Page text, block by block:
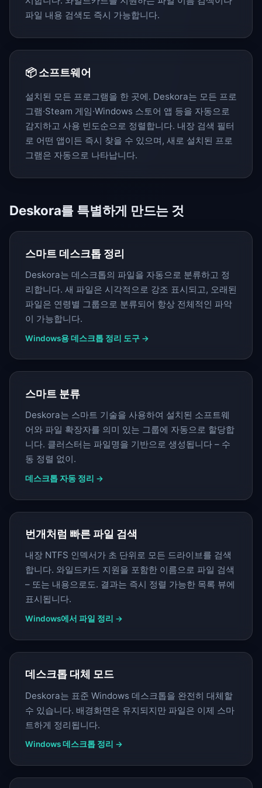
파일 내용 검색도 즉시 가능합니다.
📦소프트웨어
설치된 모든 프로그램을 한 곳에. Deskora는 모든 프로
그램·Steam 게임·Windows 스토어 앱 등을 자동으로
감지하고 사용 빈도순으로 정렬합니다. 내장 검색 필터
로 어떤 앱이든 즉시 찾을 수 있으며, 새로 설치된 프로
그램은 자동으로 나타납니다.
Deskora를 특별하게 만드는 것
스마트 데스크톱 정리
Deskora는 데스크톱의 파일을 자동으로 분류하고 정
리합니다. 새 파일은 시각적으로 강조 표시되고, 오래된
파일은 연령별 그룹으로 분류되어 항상 전체적인 파악
이 가능합니다.
Windows용 데스크톱 정리 도구 →
스마트 분류
Deskora는 스마트 기술을 사용하여 설치된 소프트웨
어와 파일 확장자를 의미 있는 그룹에 자동으로 할당합
니다. 클러스터는 파일명을 기반으로 생성됩니다 – 수
동 정렬 없이.
데스크톱 자동 정리 →
번개처럼 빠른 파일 검색
내장 NTFS 인덱서가 초 단위로 모든 드라이브를 검색
합니다. 와일드카드 지원을 포함한 이름으로 파일 검색
– 또는 내용으로도. 결과는 즉시 정렬 가능한 목록 뷰에
표시됩니다.
Windows에서 파일 정리 →
데스크톱 대체 모드
Deskora는 표준 Windows 데스크톱을 완전히 대체할
수 있습니다. 배경화면은 유지되지만 파일은 이제 스마
트하게 정리됩니다.
Windows 데스크톱 정리 →